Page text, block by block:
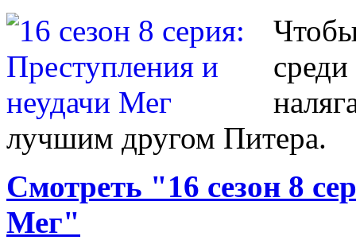
лучшим другом Питера.
Смотреть "16 сезон 8
Мег"